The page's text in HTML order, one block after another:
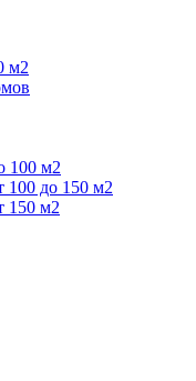
м2
100 м2
100 до 150 м2
150 м2